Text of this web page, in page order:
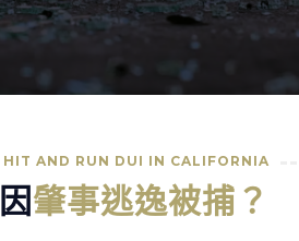
HIT AND RUN DUI IN CALIFORNIA
因肇事逃逸被捕？